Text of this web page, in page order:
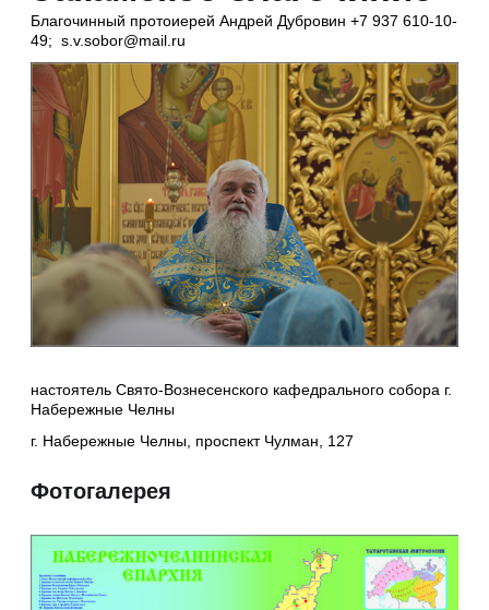
Благочинный протоиерей Андрей Дубровин +7 937 610-10-
49; s.v.sobor@mail.ru
настоятель Свято-Вознесенского кафедрального собора г.
Набережные Челны
г. Набережные Челны, проспект Чулман, 127
Фотогалерея